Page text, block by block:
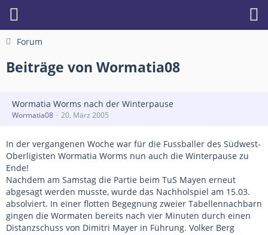
Forum
Beiträge von Wormatia08
Wormatia Worms nach der Winterpause
Wormatia08 20. März 2005
In der vergangenen Woche war für die Fussballer des Südwest-
Oberligisten Wormatia Worms nun auch die Winterpause zu
Ende!
Nachdem am Samstag die Partie beim TuS Mayen erneut
abgesagt werden musste, wurde das Nachholspiel am 15.03.
absolviert. In einer flotten Begegnung zweier Tabellennachbarn
gingen die Wormaten bereits nach vier Minuten durch einen
Distanzschuss von Dimitri Mayer in Führung. Volker Berg